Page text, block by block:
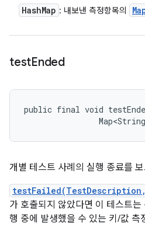
HashMap : 내보낸 측정항목의
testEnded
public final void
개별 테스트 사례의 실행 종료를
가 호출되지 않았다면 이 테스트
행 중에 발생했을 수 있는 키/값 측